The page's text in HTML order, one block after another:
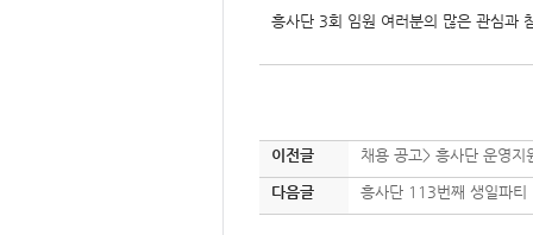
흥사단 3회 임원 여러분의 많은 관심과
이전글 채용 공고> 흥사단 운영
다음글 흥사단 113번째 생일파티